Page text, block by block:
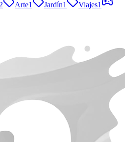
2 Arte1 Jardín1 Viajes1